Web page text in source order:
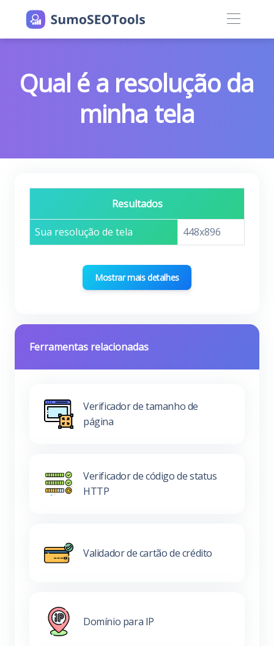
Qual é a resolução da
minha tela
Resultados
Sua resolução de tela 448x896
Mostrar mais detalhes
Ferramentas relacionadas
Verificador de tamanho de
página
Verificador de código de status
HTTP
Validador de cartão de crédito
Domínio para IP